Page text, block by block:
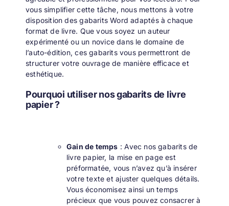
vous simplifier cette tâche, nous mettons à votre
disposition des gabarits Word adaptés à chaque
format de livre. Que vous soyez un auteur
expérimenté ou un novice dans le domaine de
l’auto-édition, ces gabarits vous permettront de
structurer votre ouvrage de manière efficace et
esthétique.
Pourquoi utiliser nos gabarits de livre
papier ?
Gain de temps : Avec nos gabarits de
livre papier, la mise en page est
préformatée, vous n’avez qu’à insérer
votre texte et ajuster quelques détails.
Vous économisez ainsi un temps
précieux que vous pouvez consacrer à